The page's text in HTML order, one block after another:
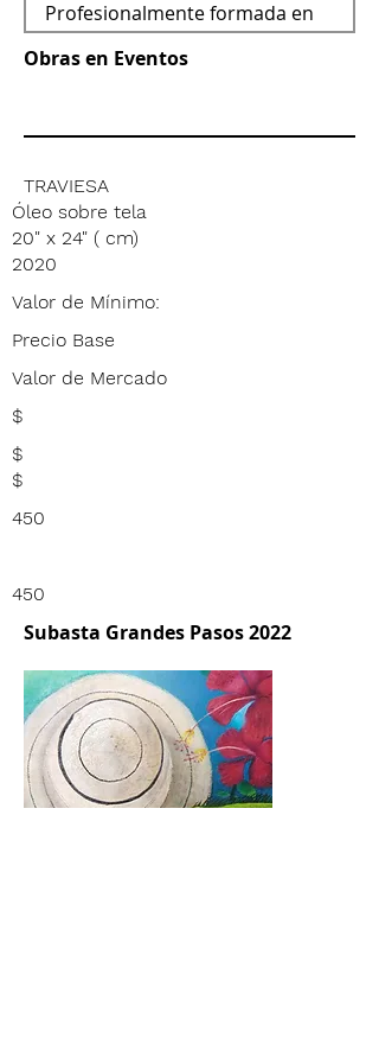
Obras en Eventos
TRAVIESA
Óleo sobre tela
20" x 24" ( cm)
2020
Valor de Mínimo:
Precio Base
Valor de Mercado
$
$
$
450
450
Subasta Grandes Pasos 2022